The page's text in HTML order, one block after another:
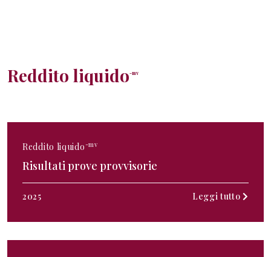
Reddito liquido-mv
Reddito liquido-mv
Risultati prove provvisorie
2025 Leggi tutto